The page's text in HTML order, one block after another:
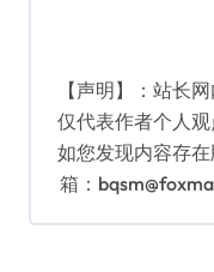
【声明】：站长
仅代表作者个人观
如您发现内容存
箱：